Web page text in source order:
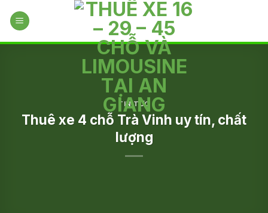
TIN TỨC
Thuê xe 4 chỗ Trà Vinh uy tín, chất
lượng